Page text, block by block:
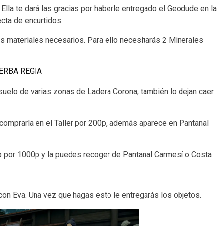
te dará las gracias por haberle entregado el Geodude en la
de encurtidos.
materiales necesarios. Para ello necesitarás 2 Minerales
REGIA
de varias zonas de Ladera Corona, también lo dejan caer
en el Taller por 200p, además aparece en Pantanal
por 1000p y la puedes recoger de Pantanal Carmesí o Costa
Eva. Una vez que hagas esto le entregarás los objetos.